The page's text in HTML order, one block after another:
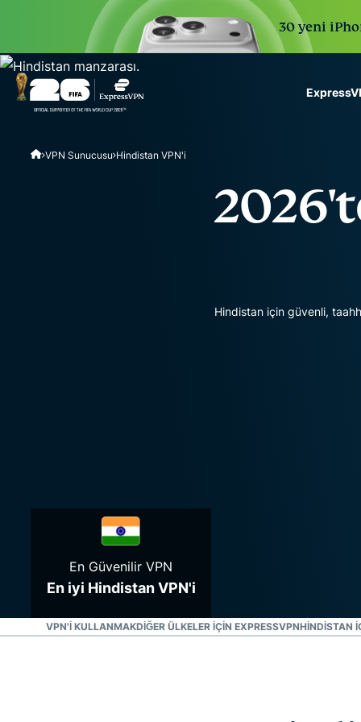
30 yeni
scale.
VPN Sunucusu Hindistan VPN'i
Hindistan için güvenli,
En Güvenilir VPN
En iyi Hindistan VPN'i
VPN'I KULLANMAKDIĞER ÜLKELER IÇIN EXPRESSVPNHINDISTAN